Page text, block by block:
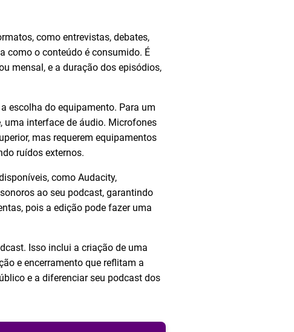
como entrevistas, debates,
como o conteúdo é consumido. É
mensal, e a duração dos episódios,
escolha do equipamento. Para um
uma interface de áudio. Microfones
mas requerem equipamentos
ruídos externos.
como Audacity,
ao seu podcast, garantindo
pois a edição pode fazer uma
Isso inclui a criação de uma
e encerramento que reflitam a
e a diferenciar seu podcast dos